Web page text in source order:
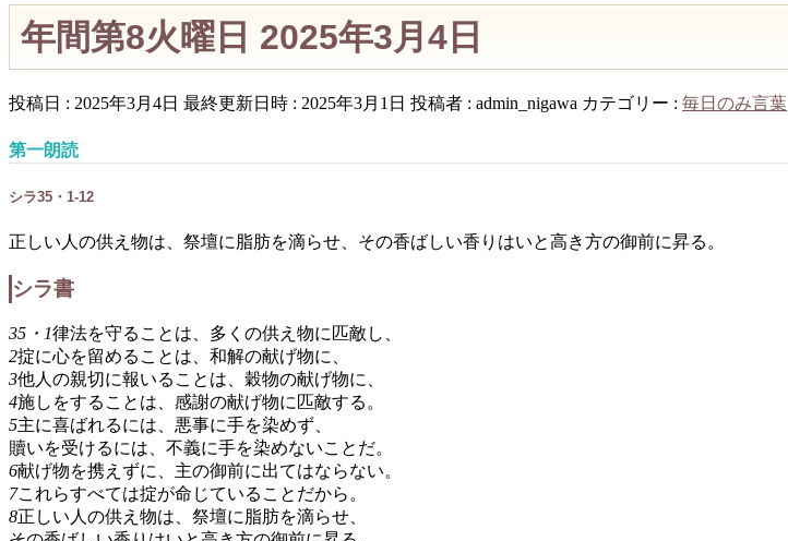
年間第8火曜日 2025年3月4日
投稿日 : 2025年3月4日 最終更新日時 : 2025年3月1日 投稿者 : admin_nigawa カテゴリー : 毎日のみ言葉
第一朗読
シラ35・1-12
正しい人の供え物は、祭壇に脂肪を滴らせ、その香ばしい香りはいと高き方の御前に昇る。
シラ書
35・1律法を守ることは、多くの供え物に匹敵し、
2掟に心を留めることは、和解の献げ物に、
3他人の親切に報いることは、穀物の献げ物に、
4施しをすることは、感謝の献げ物に匹敵する。
5主に喜ばれるには、悪事に手を染めず、
贖いを受けるには、不義に手を染めないことだ。
6献げ物を携えずに、主の御前に出てはならない。
7これらすべては掟が命じていることだから。
8正しい人の供え物は、祭壇に脂肪を滴らせ、